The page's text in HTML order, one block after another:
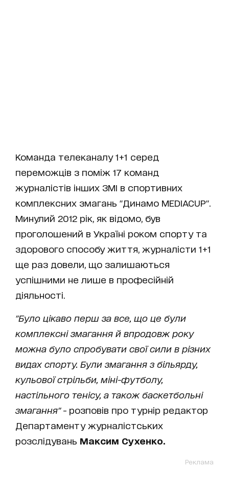
Команда телеканалу 1+1 серед
переможців з поміж 17 команд
журналістів інших ЗМІ в спортивних
комплексних змагань "Динамо MEDIACUP".
Минулий 2012 рік, як відомо, був
проголошений в Україні роком спорту та
здорового способу життя, журналісти 1+1
ще раз довели, що залишаються
успішними не лише в професійній
діяльності.
"Було цікаво перш за все, що це були
комплексні змагання й впродовж року
можна було спробувати свої сили в різних
видах спорту. Були змагання з більярду,
кульової стрільби, міні-футболу,
настільного тенісу, а також баскетбольні
змагання"- розповів про турнір редактор
Департаменту журналістських
розслідувань Максим Сухенко.
Реклама